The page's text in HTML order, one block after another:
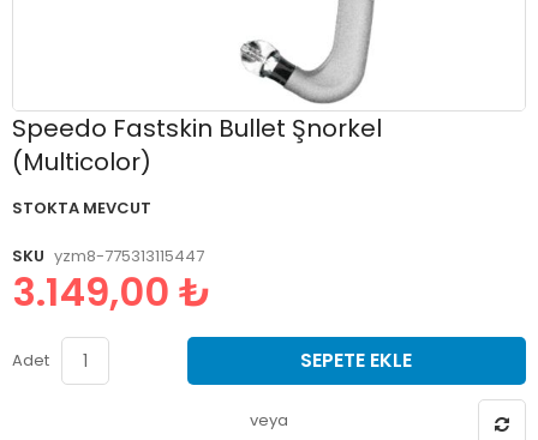
Speedo Fastskin Bullet Şnorkel
(Multicolor)
STOKTA MEVCUT
SKU yzm8-775313115447
3.149,00 ₺
Adet SEPETE EKLE
veya
Resim
galerisinin
başlangıcına